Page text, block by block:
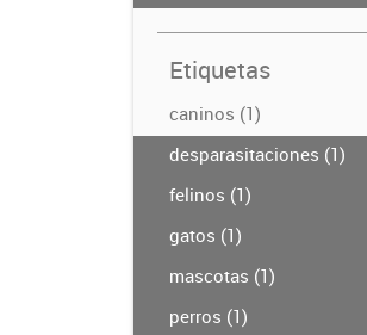
Etiquetas
caninos (1)
desparasitaciones (1)
felinos (1)
gatos (1)
mascotas (1)
perros (1)